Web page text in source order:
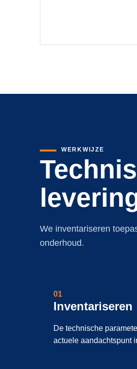
WERKWIJZE
We inventariseren
onderhoud.
01
Inventariseren
De technische
actuele aandachtspunt